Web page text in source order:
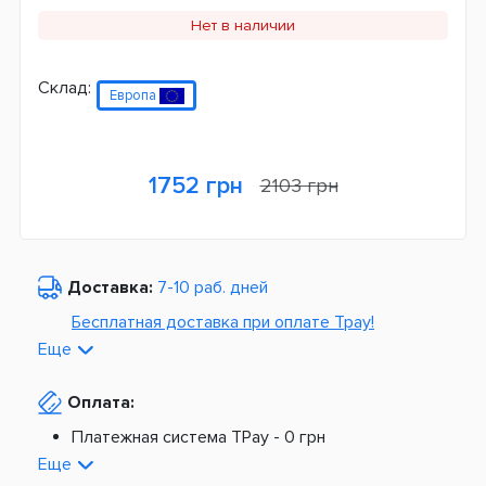
Нет в наличии
Склад: Европа
1752 грн 2103 грн
Доставка: 7-10 раб. дней
Бесплатная доставка при оплате Tpay!
Из Европы от
Платная доставка по Украине:
Еще
Оплата:
Платежная система TPay - 0 грн
На расчетный счет -
Еще